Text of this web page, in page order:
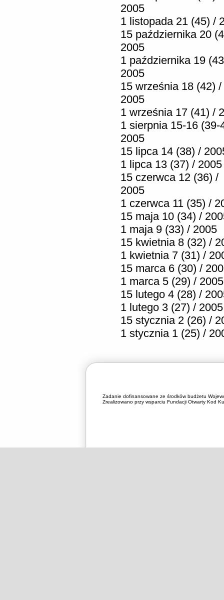
2005
1 listopada 21 (45) /
15 października 20
2005
1 października 19
2005
15 września 18 (42) /
2005
1 września 17 (41) /
1 sierpnia 15-16 (39-
2005
15 lipca 14 (38) /
1 lipca 13 (37) / 2005
15 czerwca 12 (36) /
2005
1 czerwca 11 (35) /
15 maja 10 (34) /
1 maja 9 (33) / 2005
15 kwietnia 8 (32) /
1 kwietnia 7 (31) /
15 marca 6 (30) /
1 marca 5 (29) / 2005
15 lutego 4 (28) /
1 lutego 3 (27) / 2005
15 stycznia 2 (26) /
1 stycznia 1 (25) /
Zadanie dofinansowane ze środków budżetu
Zrealizowano przy wsparciu Fundacji Otwarty Kod